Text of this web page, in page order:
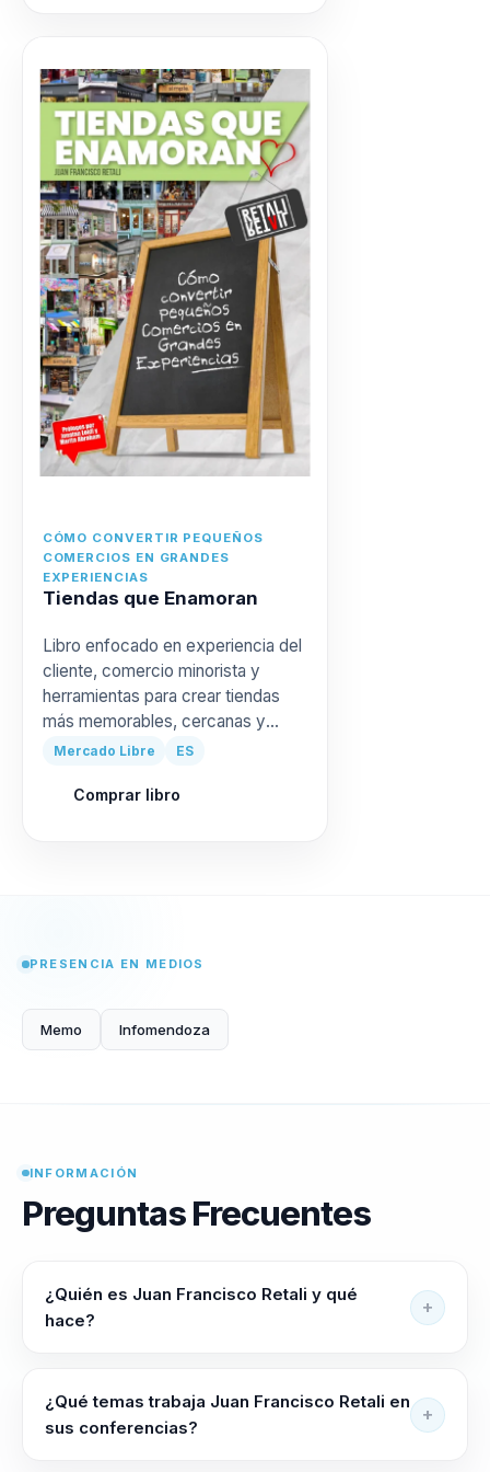
CÓMO CONVERTIR PEQUEÑOS
COMERCIOS EN GRANDES
EXPERIENCIAS
Tiendas que Enamoran
Libro enfocado en experiencia del
cliente, comercio minorista y
herramientas para crear tiendas
más memorables, cercanas y
rentables.
Mercado Libre ES
Comprar libro
PRESENCIA EN MEDIOS
Memo Infomendoza
INFORMACIÓN
Preguntas Frecuentes
¿Quién es Juan Francisco Retali y qué
hace?
autor y creador de la metodología Experiencia de
Cercanía®. Trabaja con comercios, servicios, hoteles,
¿Qué temas trabaja Juan Francisco Retali en
sus conferencias?